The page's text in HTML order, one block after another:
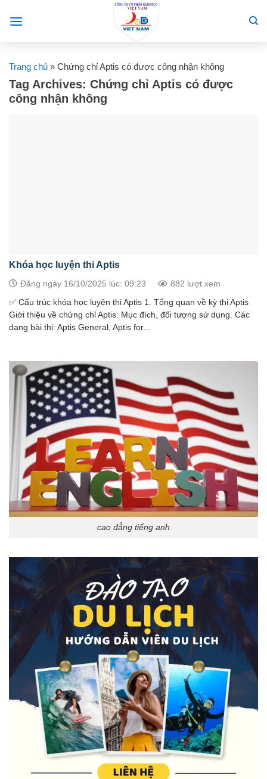
Trang chủ » Chứng chỉ Aptis có được công nhận không
Tag Archives: Chứng chỉ Aptis có được
công nhận không
Khóa học luyện thi Aptis
Đăng ngày 16/10/2025 lúc: 09:23 882 lượt xem
✅ Cấu trúc khóa học luyện thi Aptis 1. Tổng quan về kỳ thi Aptis
Giới thiệu về chứng chỉ Aptis: Mục đích, đối tượng sử dụng. Các
dạng bài thi: Aptis General, Aptis for...
cao đẳng tiếng anh